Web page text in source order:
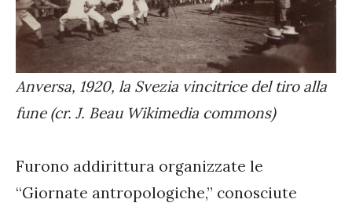
Anversa, 1920, la Svezia vincitrice del tiro alla
fune (cr. J. Beau Wikimedia commons)
Furono addirittura organizzate le
“Giornate antropologiche,” conosciute